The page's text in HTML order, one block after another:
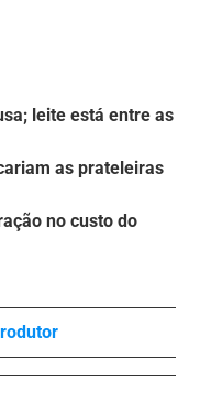
leite está entre as
as prateleiras
no custo do